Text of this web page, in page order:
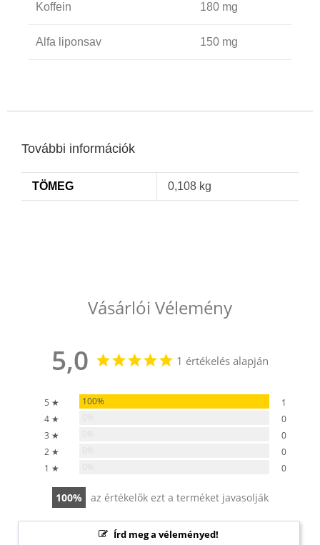
Koffein 180 mg
Alfa liponsav 150 mg
További információk
TÖMEG 0,108 kg
Vásárlói Vélemény
5,0 1 értékelés alapján
5 ★ 100%
1
4 ★
0
3 ★
0
2 ★
0
1 ★
0
100 az értékelők ezt a terméket javasolják
Írd meg a véleményed!